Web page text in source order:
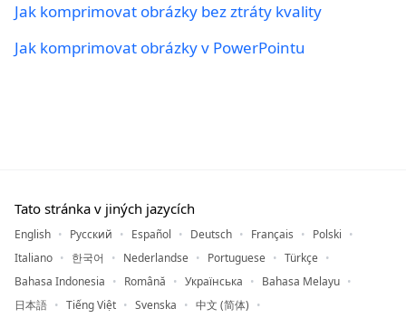
Jak komprimovat obrázky bez ztráty kvality
Jak komprimovat obrázky v PowerPointu
Tato stránka v jiných jazycích
English Русский Español Deutsch Français
Polski
Italiano
한국어 Nederlandse Portuguese
Türkçe
Bahasa Indonesia
Română Українська
Bahasa Melayu
日本語
Tiếng Việt Svenska 中文 (简体)